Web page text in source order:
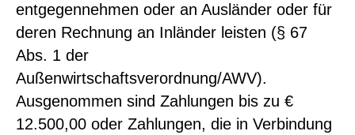
entgegennehmen oder an Ausländer oder für
deren Rechnung an Inländer leisten (§ 67
Abs. 1 der
Außenwirtschaftsverordnung/AWV).
Ausgenommen sind Zahlungen bis zu €
12.500,00 oder Zahlungen, die in Verbindung